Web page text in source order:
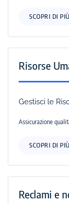
SCOPRI DI PIÙ
Risorse
Gestisci le
Assicurazione
SCOPRI DI PIÙ
Reclami e